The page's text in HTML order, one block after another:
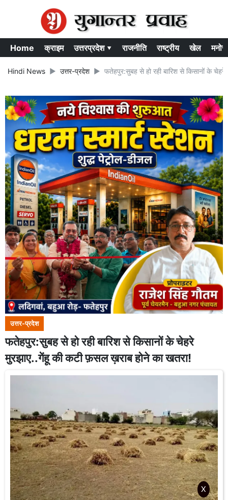
Home क्राइम उत्तरप्रदेश ▾ राजनीति राष्ट्रीय खेल
Hindi News उत्तर-प्रदेश फतेहपुर:सुबह से हो रही बारिश से किसानों के
उत्तर-प्रदेश
फतेहपुर:सुबह से हो रही बारिश से किसानों के चेहरे
मुरझाए..गेंहू की कटी फ़सल ख़राब होने का खतरा!
X